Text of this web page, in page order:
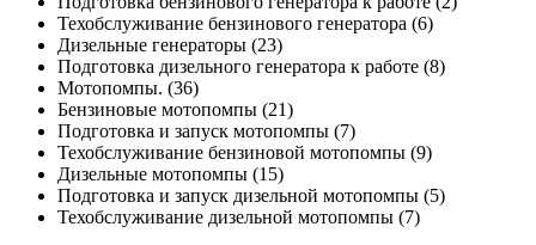
Техобслуживание бензинового генератора (6)
Дизельные генераторы (23)
Подготовка дизельного генератора к работе (8)
Мотопомпы. (36)
Бензиновые мотопомпы (21)
Подготовка и запуск мотопомпы (7)
Техобслуживание бензиновой мотопомпы (9)
Дизельные мотопомпы (15)
Подготовка и запуск дизельной мотопомпы (5)
Техобслуживание дизельной мотопомпы (7)